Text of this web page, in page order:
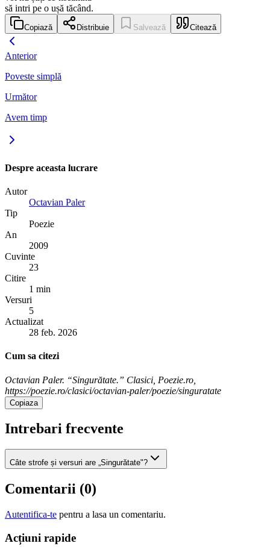
să intri pe o ușă tăcând.
Copiază Distribuie Salvează Citează
Anterior
Poveste simplă
Următor
Avem timp
Despre aceasta lucrare
Autor
Octavian Paler
Tip
Poezie
An
2009
Cuvinte
23
Citire
1 min
Versuri
5
Actualizat
28 feb. 2026
Cum sa citezi
Octavian Paler. “Singurătate.” Clasici, Poezie.ro,
https://poezie.ro/clasici/octavian-paler/poezie/singuratate
Copiaza
Intrebari frecvente
Câte strofe și versuri are „Singurătate"?
Comentarii (0)
Autentifica-te pentru a lasa un comentariu.
Acțiuni rapide